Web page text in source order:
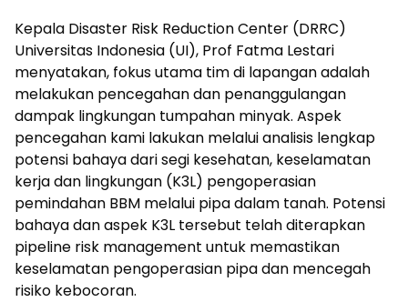
Kepala Disaster Risk Reduction Center (DRRC)
Universitas Indonesia (UI), Prof Fatma Lestari
menyatakan, fokus utama tim di lapangan adalah
melakukan pencegahan dan penanggulangan
dampak lingkungan tumpahan minyak. Aspek
pencegahan kami lakukan melalui analisis lengkap
potensi bahaya dari segi kesehatan, keselamatan
kerja dan lingkungan (K3L) pengoperasian
pemindahan BBM melalui pipa dalam tanah. Potensi
bahaya dan aspek K3L tersebut telah diterapkan
pipeline risk management untuk memastikan
keselamatan pengoperasian pipa dan mencegah
risiko kebocoran.